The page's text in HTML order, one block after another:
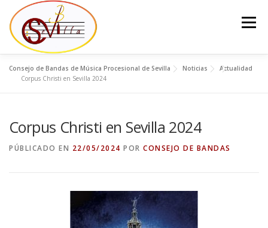
contenido
Menú
EL CONSEJO LA JUNTA DEL CONSEJO
CONTACTO
Consejo de Bandas de Música Procesional de Sevilla Noticias
Actualidad
Corpus Christi en Sevilla 2024
Corpus Christi en Sevilla 2024
PÚBLICADO EN 22/05/2024 POR CONSEJO DE BANDAS